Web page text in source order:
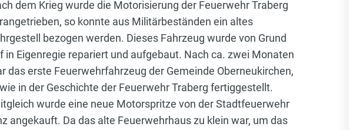
dem Krieg wurde die Motorisierung der Feuerwehr Traberg
so konnte aus Militärbeständen ein altes
bezogen werden. Dieses Fahrzeug wurde von Grund
in Eigenregie repariert und aufgebaut. Nach ca. zwei Monaten
das erste Feuerwehrfahrzeug der Gemeinde Oberneukirchen,
in der Geschichte der Feuerwehr Traberg fertiggestellt.
wurde eine neue Motorspritze von der Stadtfeuerwehr
angekauft. Da das alte Feuerwehrhaus zu klein war, um das